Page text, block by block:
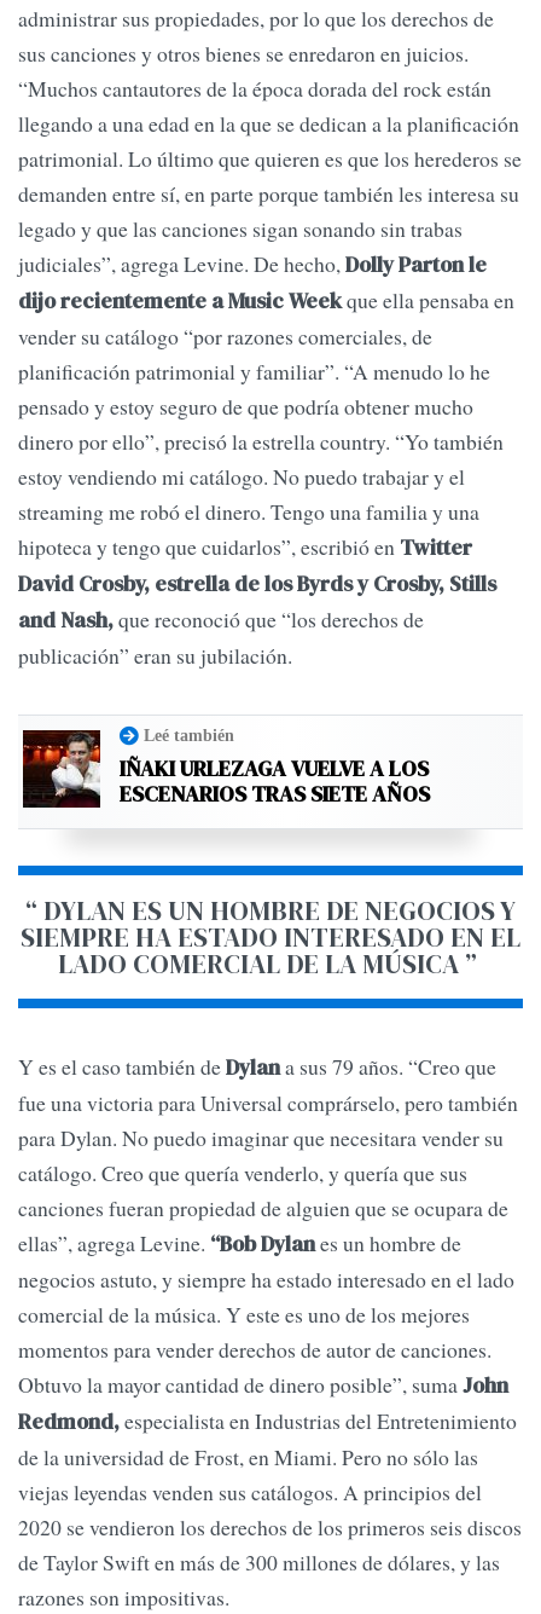
administrar sus propiedades, por lo que los derechos de
sus canciones y otros bienes se enredaron en juicios.
“Muchos cantautores de la época dorada del rock están
llegando a una edad en la que se dedican a la planificación
patrimonial. Lo último que quieren es que los herederos se
demanden entre sí, en parte porque también les interesa su
legado y que las canciones sigan sonando sin trabas
judiciales”, agrega Levine. De hecho,Dolly Parton le
dijo recientemente a Music Weekque ella pensaba en
vender su catálogo “por razones comerciales, de
planificación patrimonial y familiar”. “A menudo lo he
pensado y estoy seguro de que podría obtener mucho
dinero por ello”, precisó la estrella country. “Yo también
estoy vendiendo mi catálogo. No puedo trabajar y el
streaming me robó el dinero. Tengo una familia y una
hipoteca y tengo que cuidarlos”, escribió en Twitter
David Crosby, estrella de los Byrds y Crosby, Stills
and Nash,que reconoció que “los derechos de
publicación” eran su jubilación.
Leé también
IÑAKI URLEZAGA VUELVE A LOS
ESCENARIOS TRAS SIETE AÑOS
“ DYLAN ES UN HOMBRE DE NEGOCIOS Y
SIEMPRE HA ESTADO INTERESADO EN EL
LADO COMERCIAL DE LA MÚSICA ”
Y es el caso también deDylana sus 79 años. “Creo que
fue una victoria para Universal comprárselo, pero también
para Dylan. No puedo imaginar que necesitara vender su
catálogo. Creo que quería venderlo, y quería que sus
canciones fueran propiedad de alguien que se ocupara de
ellas”, agrega Levine. “Bob Dylanes un hombre de
negocios astuto, y siempre ha estado interesado en el lado
comercial de la música. Y este es uno de los mejores
momentos para vender derechos de autor de canciones.
Obtuvo la mayor cantidad de dinero posible”, sumaJohn
Redmond,especialista en Industrias del Entretenimiento
de la universidad de Frost, en Miami. Pero no sólo las
viejas leyendas venden sus catálogos. A principios del
2020 se vendieron los derechos de los primeros seis discos
de Taylor Swift en más de 300 millones de dólares, y las
razones son impositivas.